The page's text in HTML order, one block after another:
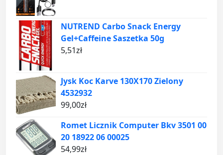
NUTREND Carbo Snack Energy
Gel+Caffeine Saszetka 50g
5,51zł
Jysk Koc Karve 130X170 Zielony
4532932
99,00zł
Romet Licznik Computer Bkv 3501 00
20 18922 06 00025
54,99zł